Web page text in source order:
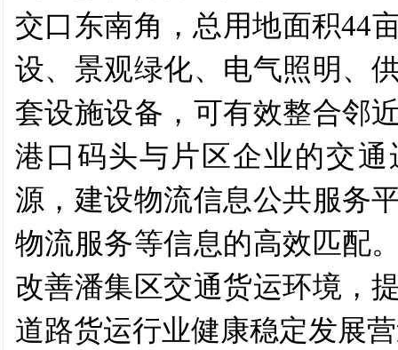
交口东南角，总用地面积44
设、景观绿化、电气照明、
套设施设备，可有效整合邻
港口码头与片区企业的交
源，建设物流信息公共服务
物流服务等信息的高效匹配
改善潘集区交通货运环境，
道路货运行业健康稳定发展